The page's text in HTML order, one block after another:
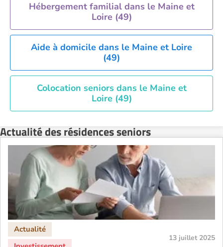
Hébergement familial dans le Maine et
Loire (49)
Aide à domicile dans le Maine et Loire
(49)
Colocation seniors dans le Maine et
Loire (49)
Actualité des résidences seniors
13 juillet 2025